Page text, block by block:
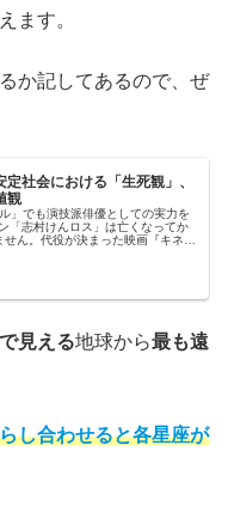
ます。
か記してあるので、ぜ
社会における「生死観」、
観
」でも演技派俳優としての実力を
「志村けんロス」は亡くなってか
ん。代役が決まった映画『キネマ
見える地球から最も遠
し合わせると各星座が